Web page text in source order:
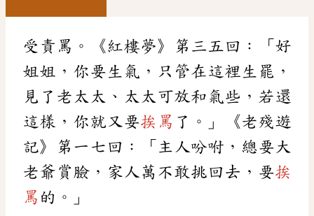
受責罵。《紅樓夢》第三五回：「好
姐姐，你要生氣，只管在這裡生罷，
見了老太太、太太可放和氣些，若還
這樣，你就又要挨罵 了。」《老殘遊
記》第一七回：「主人吩咐，總要大
老爺賞臉，家人萬不敢挑回去，要挨
罵 的。」